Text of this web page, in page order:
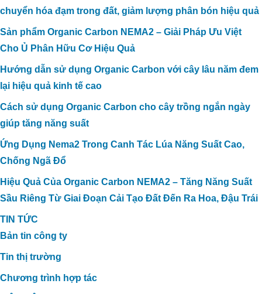
chuyển hóa đạm trong đất, giảm lượng phân bón hiệu quả
Sản phẩm Organic Carbon NEMA2 – Giải Pháp Ưu Việt
Cho Ủ Phân Hữu Cơ Hiệu Quả
Hướng dẫn sử dụng Organic Carbon với cây lâu năm đem
lại hiệu quả kinh tế cao
Cách sử dụng Organic Carbon cho cây trồng ngắn ngày
giúp tăng năng suất
Ứng Dụng Nema2 Trong Canh Tác Lúa Năng Suất Cao,
Chống Ngã Đổ
Hiệu Quả Của Organic Carbon NEMA2 – Tăng Năng Suất
Sầu Riêng Từ Giai Đoạn Cải Tạo Đất Đến Ra Hoa, Đậu Trái
TIN TỨC
Bản tin công ty
Tin thị trường
Chương trình hợp tác